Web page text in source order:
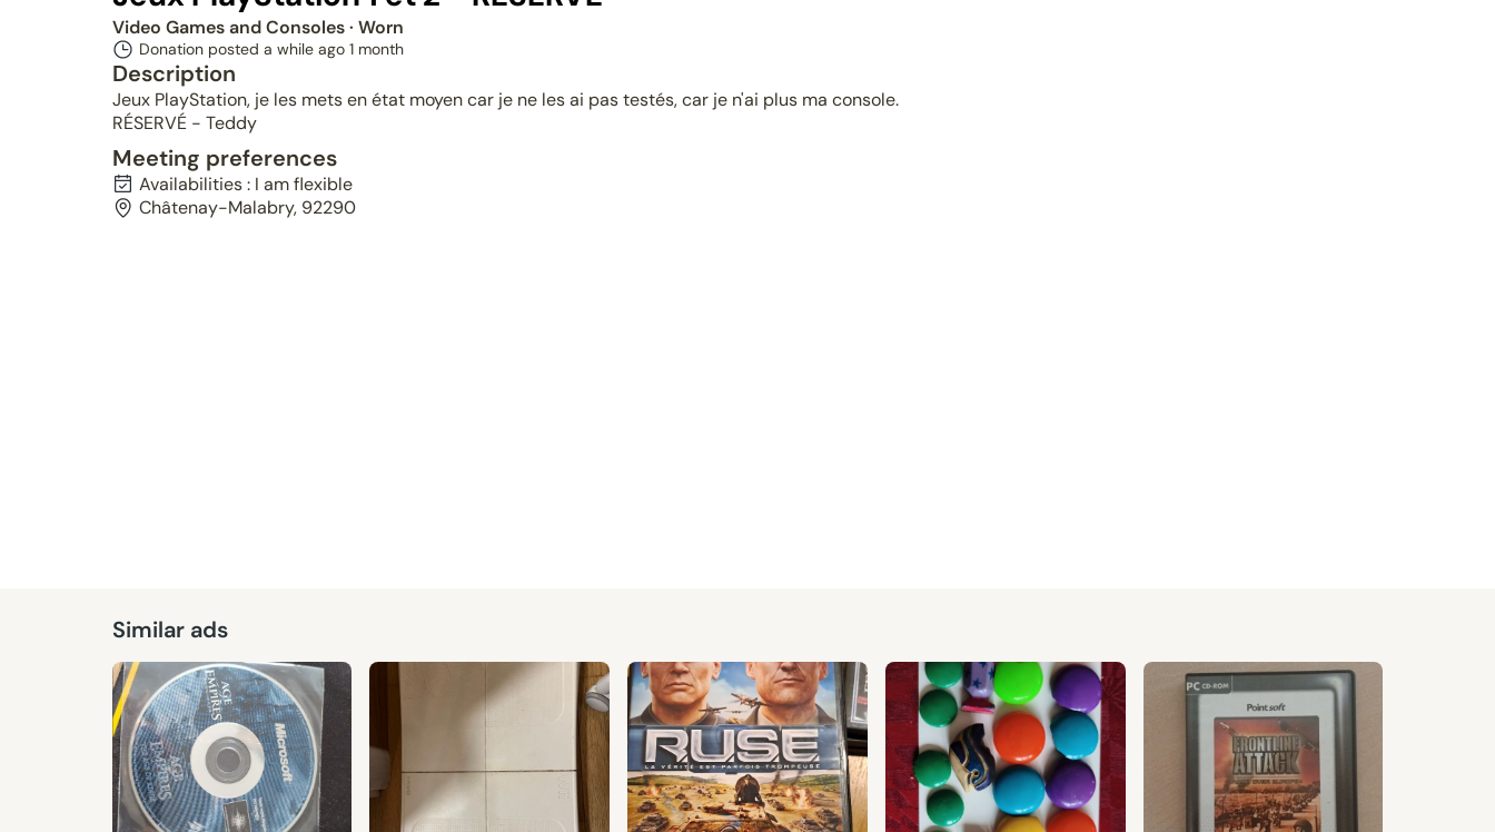
Video Games and Consoles· Worn
Donation posted a while ago 1 month
Description
Jeux PlayStation, je les mets en état moyen car je ne les ai pas testés, car je n'ai plus ma console.
RÉSERVÉ - Teddy
Meeting preferences
Availabilities : I am flexible
Châtenay-Malabry, 92290
Similar ads